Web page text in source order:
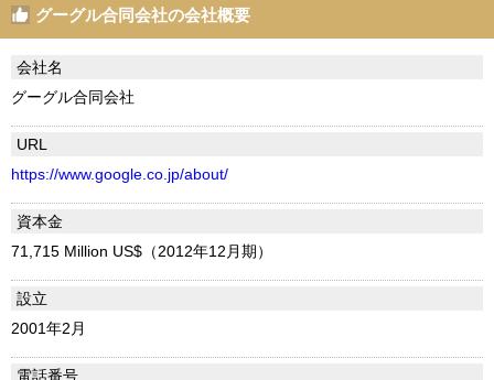
グーグル合同会社の会社概要
会社名
グーグル合同会社
URL
https://www.google.co.jp/about/
資本金
71,715 Million US$（2012年12月期）
設立
2001年2月
電話番号